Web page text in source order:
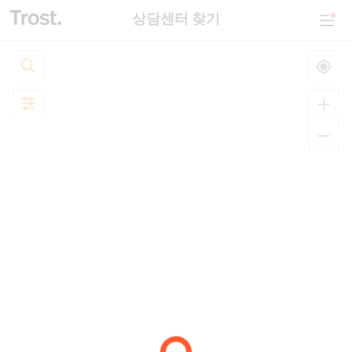
상담센터 찾기